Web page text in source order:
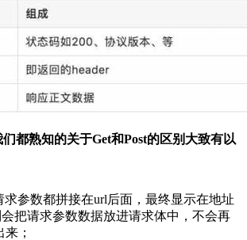
们都熟知的关于Get和Post的区别大致有以
求参数都拼接在url后面，最终显示在地址
会把请求参数数据放进请求体中，不会再
；